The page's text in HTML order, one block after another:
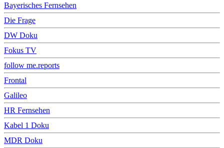
Bayerisches Fernsehen
Die Frage
DW Doku
Fokus TV
follow me.reports
Frontal
Galileo
HR Fernsehen
Kabel 1 Doku
MDR Doku